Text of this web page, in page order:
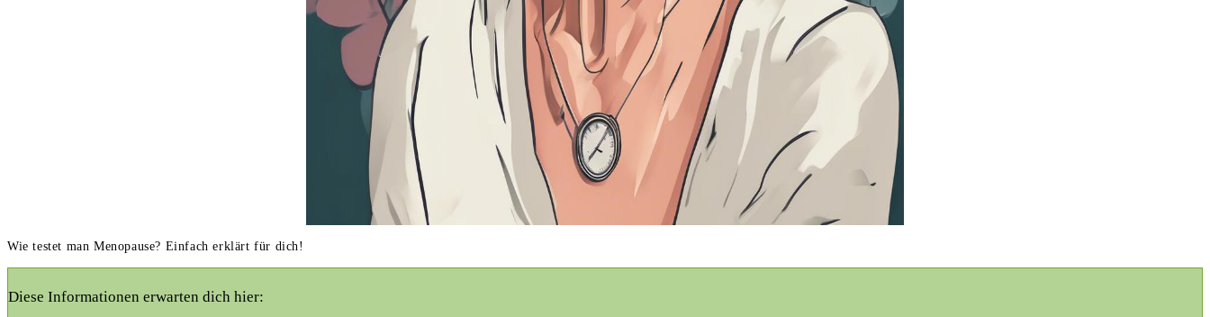
Wie testet man Menopause? Einfach erklärt für dich!
Diese Informationen erwarten dich hier: